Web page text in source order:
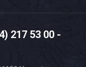
217 53 00 -